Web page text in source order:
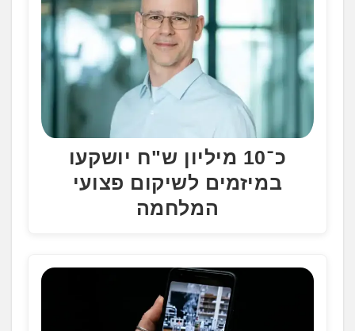
כ־10 מיליון ש"ח יושקעו
במיזמים לשיקום פצועי
המלחמה